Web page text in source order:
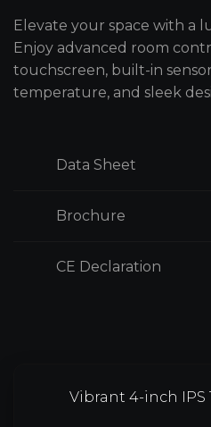
Elevate your space with a
Enjoy advanced room
touchscreen, built-in
temperature, and sleek
Data Sheet
Brochure
CE Declaration
Vibrant 4-inch IPS